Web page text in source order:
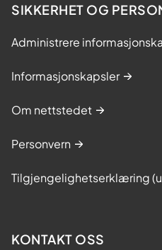
SIKKERHET OG
Administrere
Informasjonskapsler
Om nettstedet
Personvern
Tilgjengelighetserklæring
KONTAKT OSS